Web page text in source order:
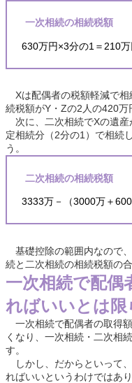
一次相続の相続税額
630万円×3分の1＝210
Xは配偶者の税額軽減で相
続税額がY・Zの2人の420万
次に、二次相続でXの遺産
定相続分（2分の1）で相続
う。
二次相続の相続税額
3333万－（3000万＋
基礎控除の範囲内なので
続と二次相続の相続税額の
一次相続で配偶
ればいいとは限
一次相続で配偶者の取得
くなり、一次相続・二次相
す。
しかし、だからといって
ればいいというわけではあり